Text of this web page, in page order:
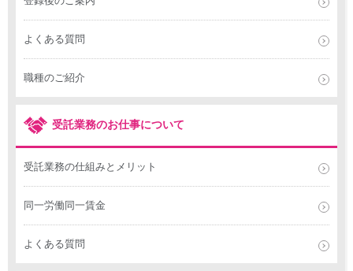
よくある質問
職種のご紹介
受託業務のお仕事について
受託業務の仕組みとメリット
同一労働同一賃金
よくある質問